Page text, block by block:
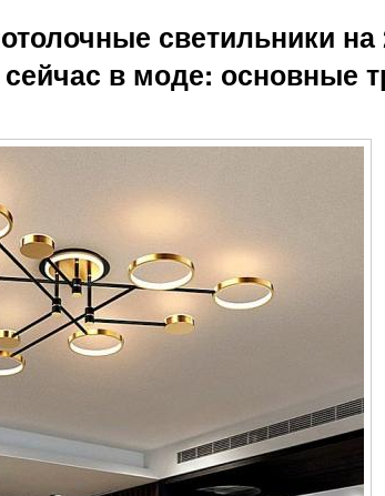
светильники на
в моде: основные